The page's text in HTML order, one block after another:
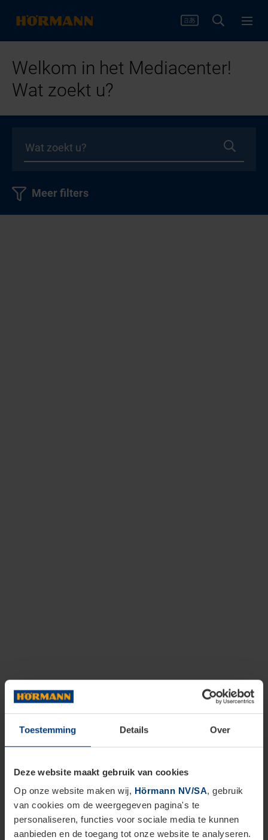
Toestemming Details Over
Deze website maakt gebruik van cookies
Op onze website maken wij, Hörmann NV/SA, gebruik
van cookies om de weergegeven pagina's te
personaliseren, functies voor sociale media te kunnen
aanbieden en de toegang tot onze website te analyseren.
Welkom in het Mediacenter!
Wat zoekt u?
Meer filters